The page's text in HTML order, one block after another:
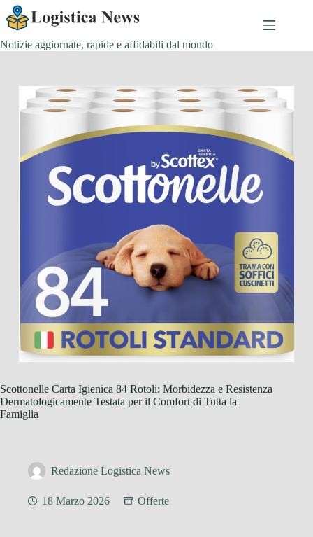
Salta
al
contenuto
Notizie aggiornate, rapide e affidabili dal mondo
Scottonelle Carta Igienica 84 Rotoli: Morbidezza e Resistenza
Dermatologicamente Testata per il Comfort di Tutta la
Famiglia
Redazione Logistica News
18 Marzo 2026 Offerte